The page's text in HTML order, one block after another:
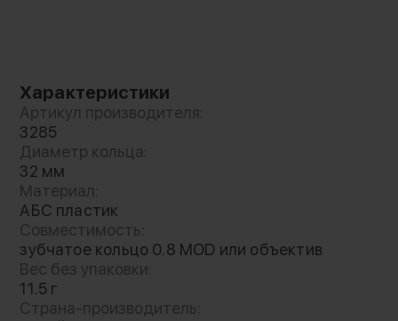
Характеристики
Артикул производителя:
3285
Диаметр кольца:
32 мм
Материал:
АБС пластик
Совместимость:
зубчатое кольцо 0.8 MOD или объектив
Вес без упаковки:
11.5 г
Страна-производитель: